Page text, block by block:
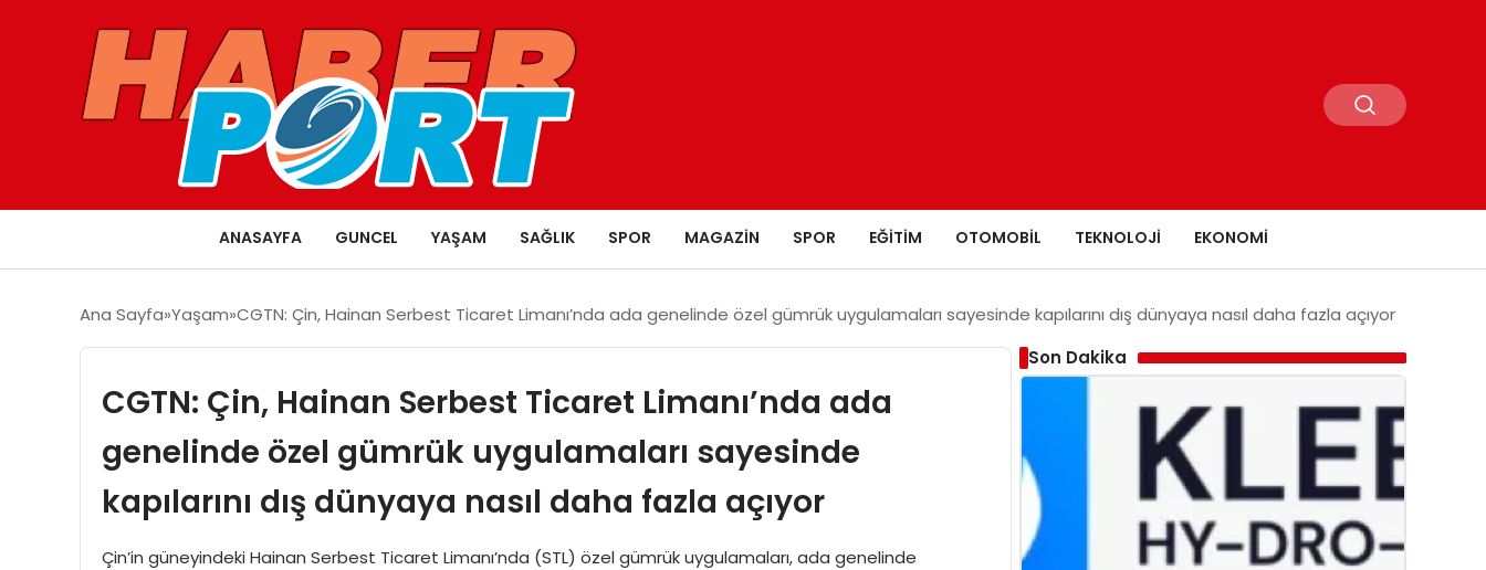
ANASAYFA GUNCEL YAŞAM SAĞLIK SPOR MAGAZIN SPOR EĞITIM OTOMOBIL TEKNOLOJI EKONOMI
Ana Sayfa Yaşam CGTN: Çin, Hainan Serbest Ticaret Limanı’nda ada genelinde özel gümrük uygulamaları sayesinde kapılarını dış dünyaya nasıl daha fazla açıyor
CGTN: Çin, Hainan Serbest Ticaret Limanı’nda ada
genelinde özel gümrük uygulamaları sayesinde
kapılarını dış dünyaya nasıl daha fazla açıyor
Çin’in güneyindeki Hainan Serbest Ticaret Limanı’nda (STL) özel gümrük uygulamaları, ada genelinde
Son Dakika